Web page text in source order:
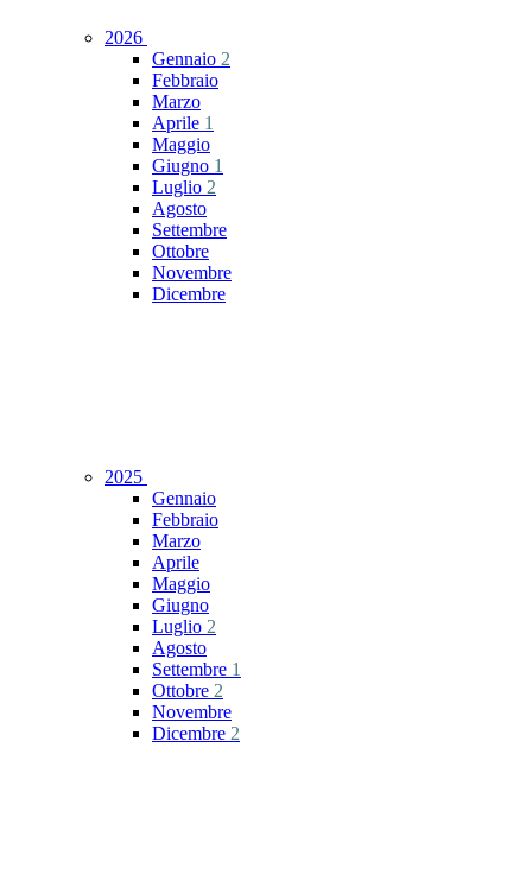
2026
Gennaio 2
Febbraio
Marzo
Aprile 1
Maggio
Giugno 1
Luglio 2
Agosto
Settembre
Ottobre
Novembre
Dicembre
2025
Gennaio
Febbraio
Marzo
Aprile
Maggio
Giugno
Luglio 2
Agosto
Settembre 1
Ottobre 2
Novembre
Dicembre 2